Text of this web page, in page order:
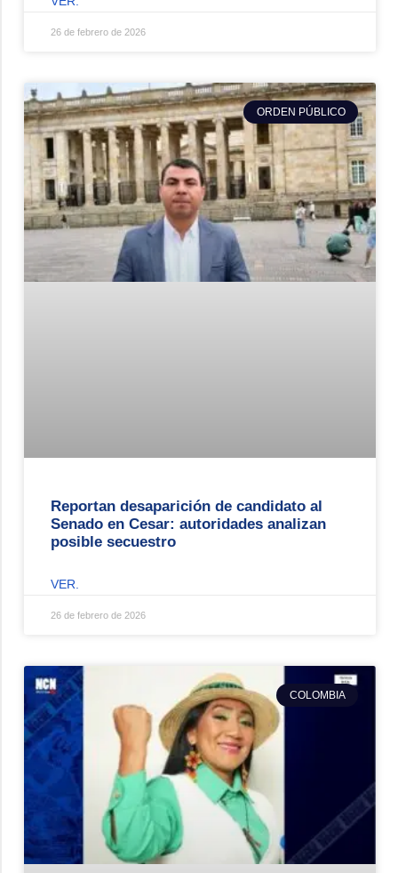
26 de febrero de 2026
ORDEN PÚBLICO
Reportan desaparición de candidato al
Senado en Cesar: autoridades analizan
posible secuestro
VER.
26 de febrero de 2026
COLOMBIA